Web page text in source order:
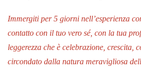
Immergiti per 5 giorni nell’esperienza
contatto con il tuo vero sé, con la tua
leggerezza che è celebrazione, crescita,
circondato dalla natura meravigliosa